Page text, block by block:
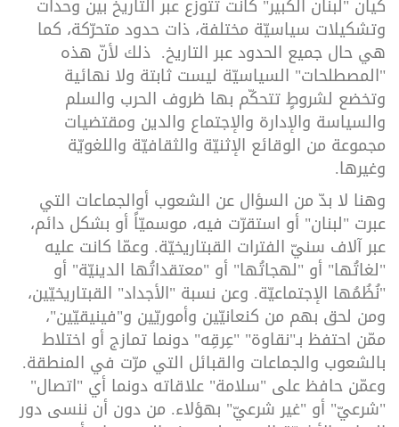
وتشكيلات سياسيّة مختلفة، ذات حدود متحرّكة، كما
هي حال جميع الحدود عبر التاريخ. ذلك لأنّ هذه
"المصطلحات" السياسيّة ليست ثابتة ولا نهائية
وتخضع لشروطٍ تتحكّم بها ظروف الحرب والسلم
والسياسة والإدارة والإجتماع والدين ومقتضيات
مجموعة من الوقائع الإثنيّة والثقافيّة واللغويّة
وغيرها.
وهنا لا بدّ من السؤال عن الشعوب أوالجماعات التي
عبرت "لبنان" أو استقرّت فيه، موسميّاً أو بشكل دائم،
عبر آلاف سنيّ الفترات القبتاريخيّة. وعمّا كانت عليه
"لغاتُها" أو "لهجاتُها" أو "معتقداتُها الدينيّة" أو
"نُظُمُها الإجتماعيّة. وعن نسبة "الأجداد" القبتاريخيّين،
ومن لحق بهم من كنعانيّين وأموريّين و"فينيقيّين"،
ممّن احتفظ بـ"نقاوة" "عِرقِه" دونما تمازج أو اختلاط
بالشعوب والجماعات والقبائل التي مرّت في المنطقة.
وعمّن حافظ على "سلامة" علاقاته دونما أي "اتصال"
"شرعيّ" أو "غير شرعيّ" بهؤلاء. من دون أن ننسى دور